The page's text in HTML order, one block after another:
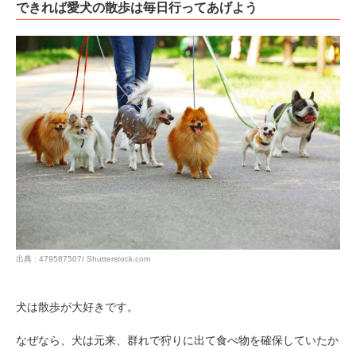
できれば愛犬の散歩は毎日行ってあげよう
出典 : 479587507/ Shutterstock.com
犬は散歩が大好きです。
なぜなら、犬は元来、群れで狩りに出て食べ物を確保していたか